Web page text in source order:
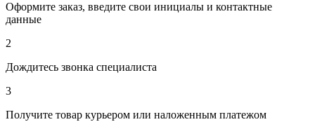
Оформите заказ, введите свои инициалы и контактные
данные
2
Дождитесь звонка специалиста
3
Получите товар курьером или наложенным платежом